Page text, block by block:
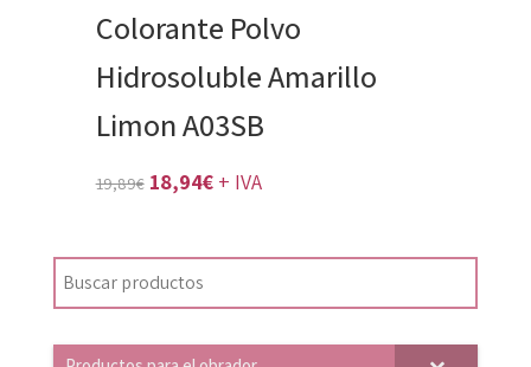
Colorante Polvo
Hidrosoluble Amarillo
Limon A03SB
19,89€ El
original
era:
18,94€El
actual
+ IVA